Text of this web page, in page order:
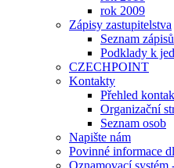
rok 2009
Zápisy zastupitelstva
Seznam zápisů
Podklady k
CZECHPOINT
Kontakty
Přehled
Organizační
Seznam osob
Napište nám
Povinné informace
Oznamovací